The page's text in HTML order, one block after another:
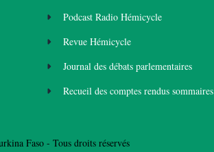
Podcast Radio Hémicycle
Revue Hémicycle
Journal des débats parlementaires
Recueil des comptes rendus sommaires
Faso - Tous droits réservés